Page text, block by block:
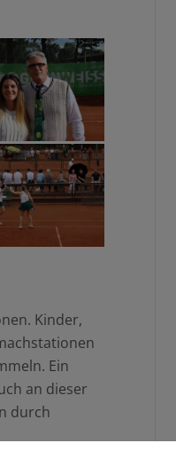
Kinder,
Ein
an dieser
durch